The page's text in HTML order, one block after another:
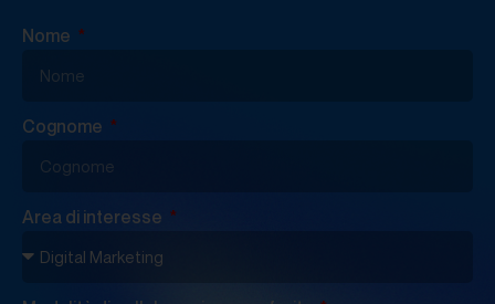
Nome
Cognome
Area di interesse